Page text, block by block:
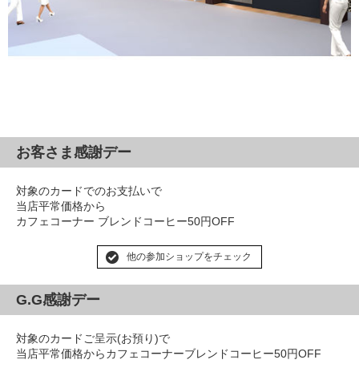
お客さま感謝デー
対象のカードでのお支払いで
当店平常価格から
カフェコーナー ブレンドコーヒー50円OFF
他の参加ショップをチェック
G.G感謝デー
対象のカードご呈示(お預り)で
当店平常価格からカフェコーナーブレンドコーヒー50円OFF